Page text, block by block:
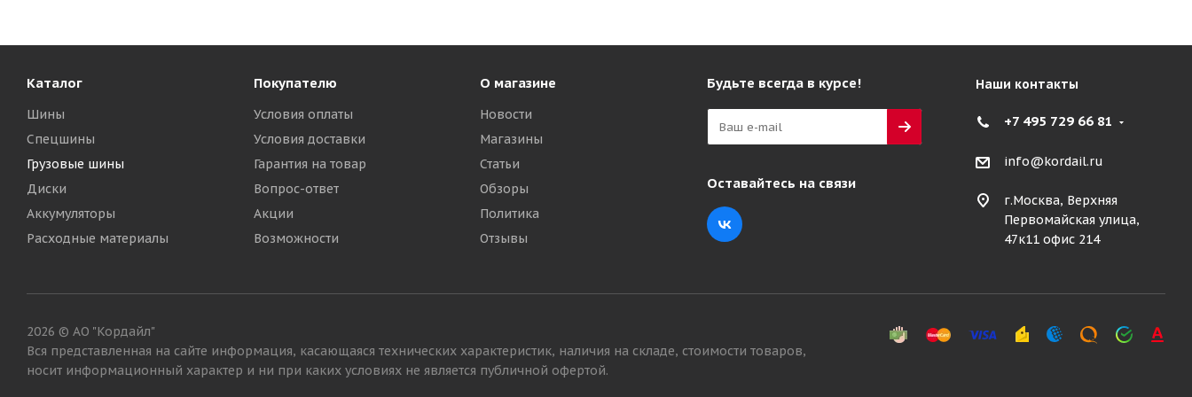
Каталог
Шины
Спецшины
Грузовые шины
Диски
Аккумуляторы
Расходные материалы
Покупателю
Условия оплаты
Условия доставки
Гарантия на товар
Вопрос-ответ
Акции
Возможности
О магазине
Новости
Магазины
Статьи
Обзоры
Политика
Отзывы
Будьте всегда в курсе!
Оставайтесь на связи
Наши контакты
+7 495 729 66 81
info@kordail.ru
г.Москва, Верхняя
Первомайская улица,
47к11 офис 214
2026 © АО "Кордайл"
Вся представленная на сайте информация, касающаяся технических характеристик, наличия на складе, стоимости товаров,
носит информационный характер и ни при каких условиях не является публичной офертой.